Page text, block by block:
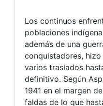
Los continuos
poblaciones
además de una
conquistadores,
varios traslados
definitivo. Según
1941 en el margen
faldas de lo que